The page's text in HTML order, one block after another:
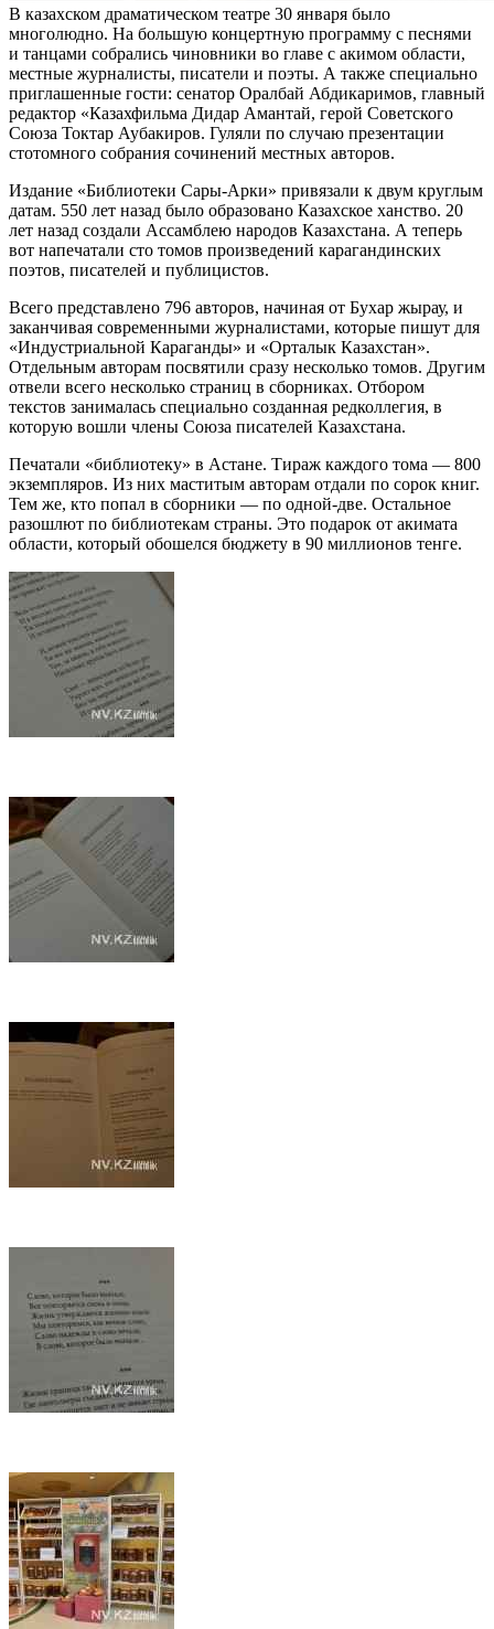
В казахском драматическом театре 30 января было
многолюдно. На большую концертную программу с песнями
и танцами собрались чиновники во главе с акимом области,
местные журналисты, писатели и поэты. А также специально
приглашенные гости: сенатор Оралбай Абдикаримов, главный
редактор «Казахфильма Дидар Амантай, герой Советского
Союза Токтар Аубакиров. Гуляли по случаю презентации
стотомного собрания сочинений местных авторов.
Издание «Библиотеки Сары-Арки» привязали к двум круглым
датам. 550 лет назад было образовано Казахское ханство. 20
лет назад создали Ассамблею народов Казахстана. А теперь
вот напечатали сто томов произведений карагандинских
поэтов, писателей и публицистов.
Всего представлено 796 авторов, начиная от Бухар жырау, и
заканчивая современными журналистами, которые пишут для
«Индустриальной Караганды» и «Орталык Казахстан».
Отдельным авторам посвятили сразу несколько томов. Другим
отвели всего несколько страниц в сборниках. Отбором
текстов занималась специально созданная редколлегия, в
которую вошли члены Союза писателей Казахстана.
Печатали «библиотеку» в Астане. Тираж каждого тома — 800
экземпляров. Из них маститым авторам отдали по сорок книг.
Тем же, кто попал в сборники — по одной-две. Остальное
разошлют по библиотекам страны. Это подарок от акимата
области, который обошелся бюджету в 90 миллионов тенге.